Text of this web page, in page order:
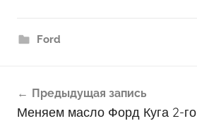
Ford
по
Предыдущая запись
Меняем масло Форд Куга 2-